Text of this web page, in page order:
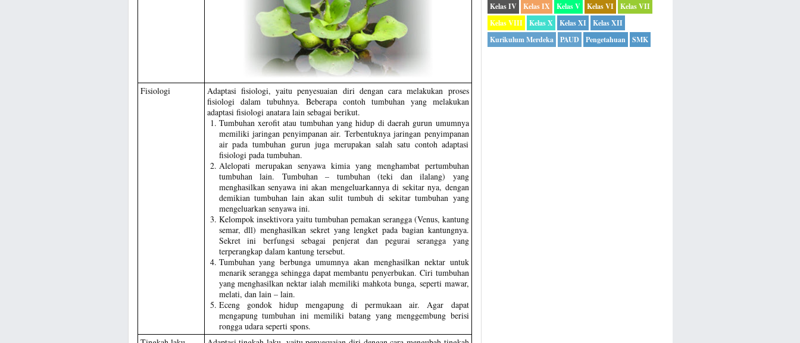
Fisiologi
Adaptasi fisiologi, yaitu penyesuaian diri dengan cara melakukan proses
fisiologi dalam tubuhnya. Beberapa contoh tumbuhan yang melakukan
adaptasi fisiologi anatara lain sebagai berikut.
Tumbuhan xerofit atau tumbuhan yang hidup di daerah gurun umumnya
memiliki jaringan penyimpanan air. Terbentuknya jaringan penyimpanan
air pada tumbuhan gurun juga merupakan salah satu contoh adaptasi
fisiologi pada tumbuhan.
Alelopati merupakan senyawa kimia yang menghambat pertumbuhan
tumbuhan lain. Tumbuhan – tumbuhan (teki dan ilalang) yang
menghasilkan senyawa ini akan mengeluarkannya di sekitar nya, dengan
demikian tumbuhan lain akan sulit tumbuh di sekitar tumbuhan yang
mengeluarkan senyawa ini.
Kelompok insektivora yaitu tumbuhan pemakan serangga (Venus, kantung
semar, dll) menghasilkan sekret yang lengket pada bagian kantungnya.
Sekret ini berfungsi sebagai penjerat dan pegurai serangga yang
terperangkap dalam kantung tersebut.
Tumbuhan yang berbunga umumnya akan menghasilkan nektar untuk
menarik serangga sehingga dapat membantu penyerbukan. Ciri tumbuhan
yang menghasilkan nektar ialah memiliki mahkota bunga, seperti mawar,
melati, dan lain – lain.
Eceng gondok hidup mengapung di permukaan air. Agar dapat
mengapung tumbuhan ini memiliki batang yang menggembung berisi
rongga udara seperti spons.
Kelas IV
Kelas IX Kelas V Kelas VI
Kelas VII
Kelas VIII
Kelas X Kelas XI
Kelas XII
Kurikulum Merdeka
PAUD Pengetahuan SMK